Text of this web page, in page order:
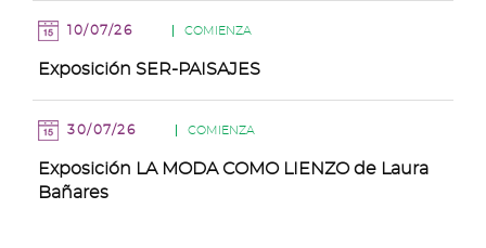
10/07/26 COMIENZA
Exposición SER-PAISAJES
30/07/26 COMIENZA
Exposición LA MODA COMO LIENZO de Laura
Bañares